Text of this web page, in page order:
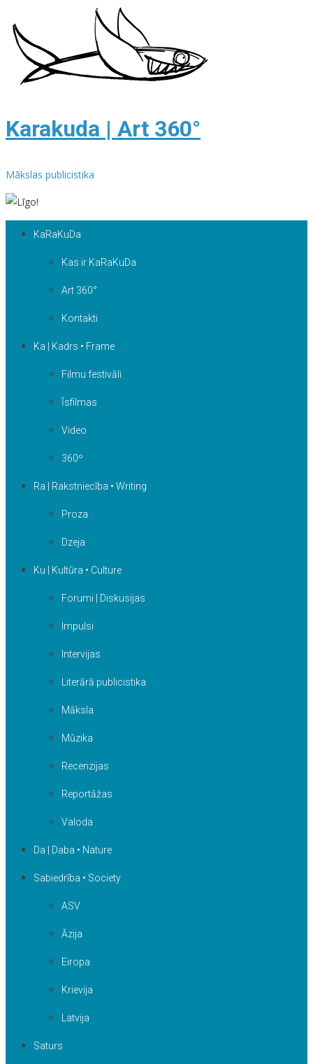
to
content
Karakuda | Art 360°
Mākslas publicistika
KaRaKuDa
Kas ir KaRaKuDa
Art 360°
Kontakti
Ka | Kadrs • Frame
Filmu festivāli
Īsfilmas
Video
360º
Ra | Rakstniecība • Writing
Proza
Dzeja
Ku | Kultūra • Culture
Forumi | Diskusijas
Impulsi
Intervijas
Literārā publicistika
Māksla
Mūzika
Recenzijas
Reportāžas
Valoda
Da | Daba • Nature
Sabiedrība • Society
ASV
Āzija
Eiropa
Krievija
Latvija
Saturs